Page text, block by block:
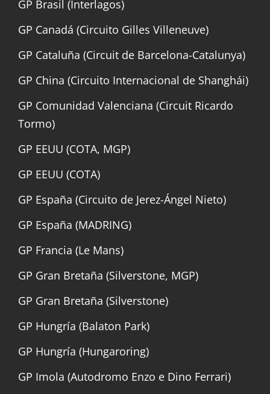
GP Brasil (Interlagos)
GP Canadá (Circuito Gilles Villeneuve)
GP Cataluña (Circuit de Barcelona-Catalunya)
GP China (Circuito Internacional de Shanghái)
GP Comunidad Valenciana (Circuit Ricardo
Tormo)
GP EEUU (COTA, MGP)
GP EEUU (COTA)
GP España (Circuito de Jerez-Ángel Nieto)
GP España (MADRING)
GP Francia (Le Mans)
GP Gran Bretaña (Silverstone, MGP)
GP Gran Bretaña (Silverstone)
GP Hungría (Balaton Park)
GP Hungría (Hungaroring)
GP Imola (Autodromo Enzo e Dino Ferrari)